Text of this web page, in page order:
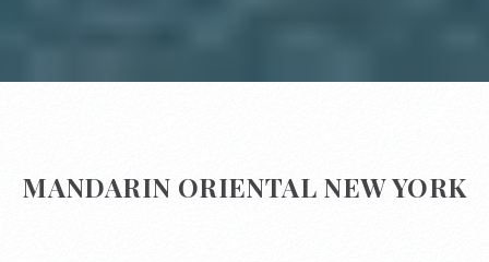
MANDARIN ORIENTAL NEW YORK